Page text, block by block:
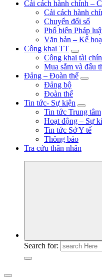
ngày 30 tháng 12 năm 2008,
Minh quyết định tổ chức lại
người bại liệt Thạnh Lộc
Cải cách hành chính –
Cải cách hành
Chuyển đổi số
Phổ biến Pháp
Văn bản – Kế
Công khai TT
Công khai tài
Mua sắm và đấu
Đảng – Đoàn thể
Đảng bộ
Đoàn thể
Tin tức- Sự kiện
Tin tức Trung tâm
Hoạt động – Sự
Tin tức Sở Y tế
Thông báo
Tra cứu thân nhân
Search for: